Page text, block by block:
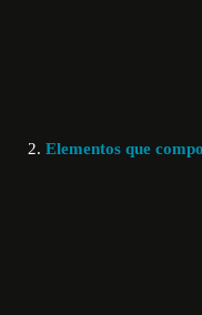
Elementos que